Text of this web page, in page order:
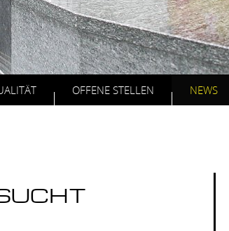
OFFENE STELLEN NEWS